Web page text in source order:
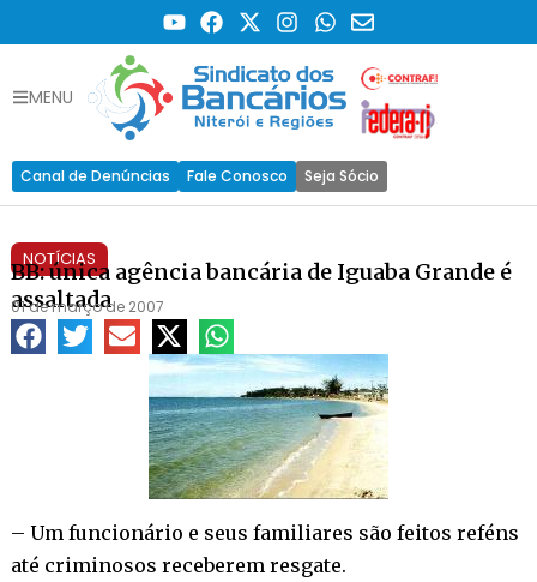
MENU
Canal de Denúncias Fale Conosco Seja Sócio
NOTÍCIAS
BB: única agência bancária de Iguaba Grande é
assaltada
01 de março de 2007
– Um funcionário e seus familiares são feitos reféns
até criminosos receberem resgate.